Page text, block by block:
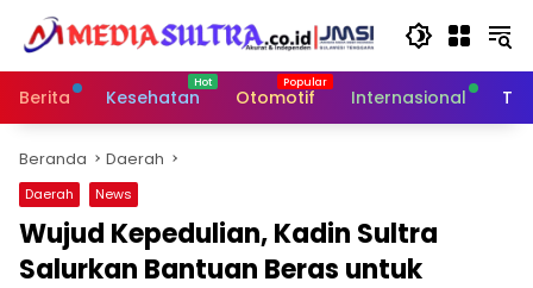
Langsung
konten
Berita
Kesehatan Otomotif Internasional
Beranda Daerah
Daerah News
Wujud Kepedulian, Kadin Sultra
Salurkan Bantuan Beras untuk